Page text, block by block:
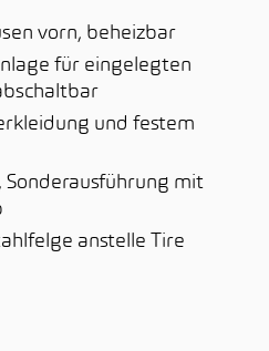
vorn, beheizbar
für eingelegten
und festem
Sonderausführung mit
anstelle Tire